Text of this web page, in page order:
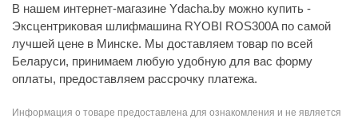
В нашем интернет-магазине Ydacha.by можно купить -
Эксцентриковая шлифмашина RYOBI ROS300A по самой
лучшей цене в Минске. Мы доставляем товар по всей
Беларуси, принимаем любую удобную для вас форму
оплаты, предоставляем рассрочку платежа.
Информация о товаре предоставлена для ознакомления и не является